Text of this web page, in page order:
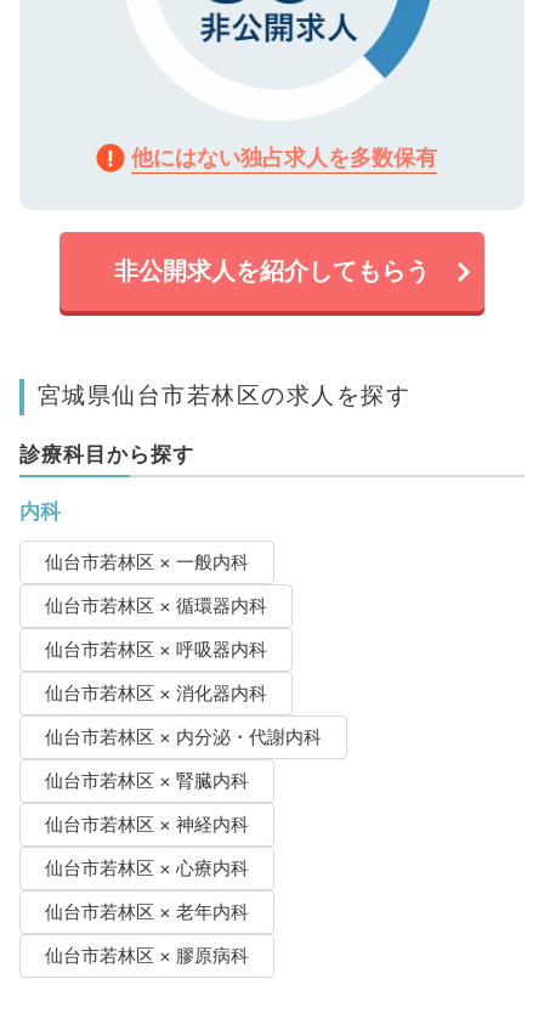
他にはない独占求人を多数保有
非公開求人を紹介してもらう
宮城県仙台市若林区の求人を探す
診療科目から探す
内科
仙台市若林区 × 一般内科
仙台市若林区 × 循環器内科
仙台市若林区 × 呼吸器内科
仙台市若林区 × 消化器内科
仙台市若林区 × 内分泌・代謝内科
仙台市若林区 × 腎臓内科
仙台市若林区 × 神経内科
仙台市若林区 × 心療内科
仙台市若林区 × 老年内科
仙台市若林区 × 膠原病科